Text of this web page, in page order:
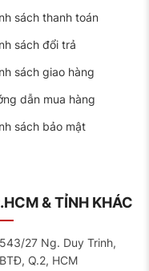
chất lượng
sách thanh toán
sách đổi trả
sách giao hàng
dẫn mua hàng
sách bảo mật
& TỈNH KHÁC
543/27 Ng. Duy Trinh,
BTĐ, Q.2, HCM